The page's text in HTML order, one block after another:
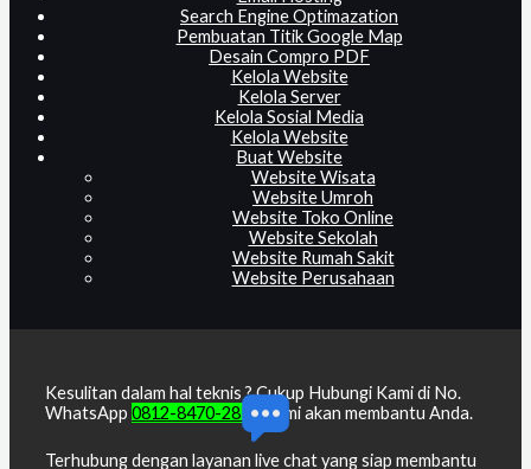
Search Engine Optimazation
Pembuatan Titik Google Map
Desain Compro PDF
Kelola Website
Kelola Server
Kelola Sosial Media
Kelola Website
Buat Website
Website Wisata
Website Umroh
Website Toko Online
Website Sekolah
Website Rumah Sakit
Website Perusahaan
Kesulitan dalam hal teknis ? Cukup Hubungi Kami di No.
WhatsApp 0812-8470-2818, kami akan membantu Anda.
Terhubung dengan layanan live chat yang siap membantu